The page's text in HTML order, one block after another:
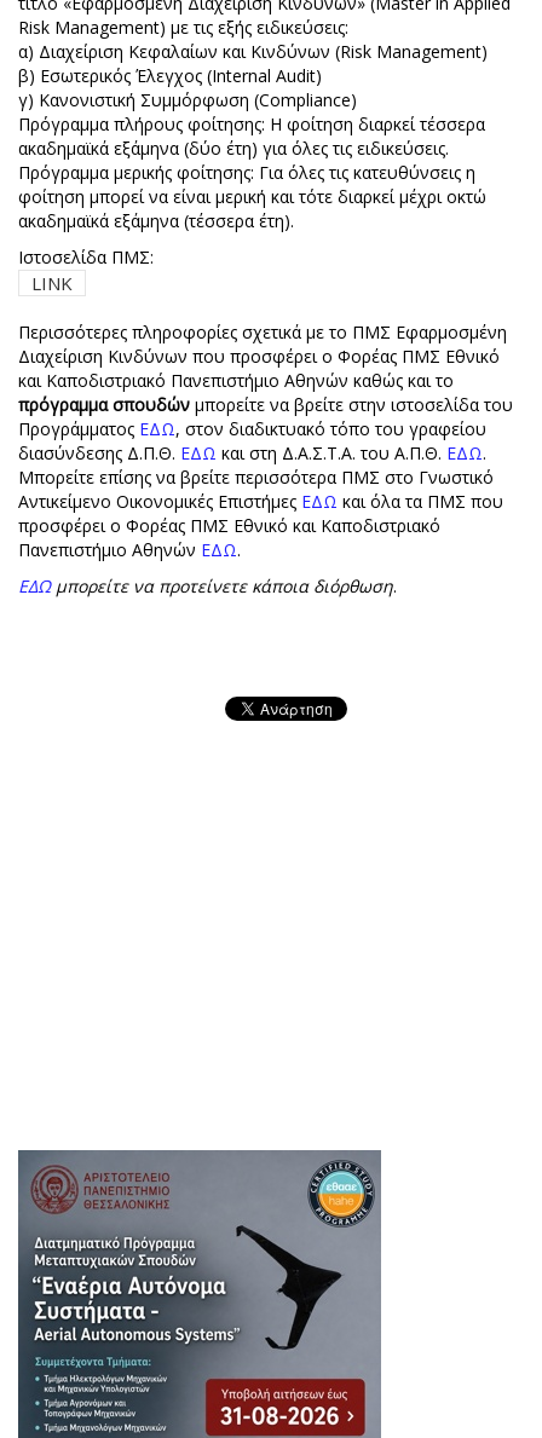
Risk Management) με τις εξής ειδικεύσεις:
α) Διαχείριση Κεφαλαίων και Κινδύνων (Risk Management)
β) Εσωτερικός Έλεγχος (Internal Audit)
γ) Κανονιστική Συμμόρφωση (Compliance)
Πρόγραμμα πλήρους φοίτησης: Η φοίτηση διαρκεί τέσσερα
ακαδημαϊκά εξάμηνα (δύο έτη) για όλες τις ειδικεύσεις.
Πρόγραμμα μερικής φοίτησης: Για όλες τις κατευθύνσεις η
φοίτηση μπορεί να είναι μερική και τότε διαρκεί μέχρι οκτώ
ακαδημαϊκά εξάμηνα (τέσσερα έτη).
Ιστοσελίδα ΠΜΣ:
LINK
Περισσότερες πληροφορίες σχετικά με το ΠΜΣ Εφαρμοσμένη
Διαχείριση Κινδύνων που προσφέρει ο Φορέας ΠΜΣ Εθνικό
και Καποδιστριακό Πανεπιστήμιο Αθηνών καθώς και το
πρόγραμμα σπουδών μπορείτε να βρείτε στην ιστοσελίδα του
Προγράμματος ΕΔΩ, στον διαδικτυακό τόπο του γραφείου
διασύνδεσης Δ.Π.Θ. ΕΔΩ και στη Δ.Α.Σ.Τ.Α. του Α.Π.Θ. ΕΔΩ.
Μπορείτε επίσης να βρείτε περισσότερα ΠΜΣ στο Γνωστικό
Αντικείμενο Οικονομικές Επιστήμες ΕΔΩ και όλα τα ΠΜΣ που
προσφέρει ο Φορέας ΠΜΣ Εθνικό και Καποδιστριακό
Πανεπιστήμιο Αθηνών ΕΔΩ.
ΕΔΩμπορείτε να προτείνετε κάποια διόρθωση.